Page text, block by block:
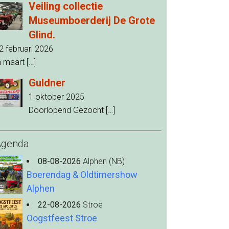
Veiling collectie
Museumboerderij De Grote
Glind.
februari 2026
maart […]
Guldner
1 oktober 2025
Doorlopend Gezocht […]
08-08-2026 Alphen (NB)
Boerendag & Oldtimershow
Alphen
22-08-2026 Stroe
Oogstfeest Stroe